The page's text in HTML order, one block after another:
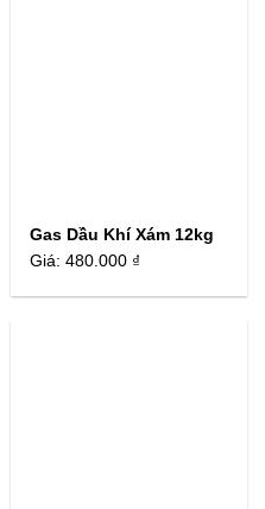
Gas Dầu Khí Xám 12kg
Giá:480.000 ₫